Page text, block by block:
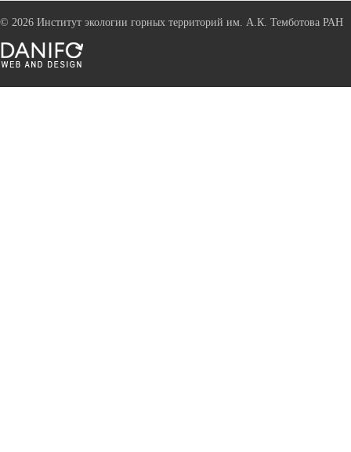
© 2026 Институт экологии горных территорий им. А.К. Темботова РАН